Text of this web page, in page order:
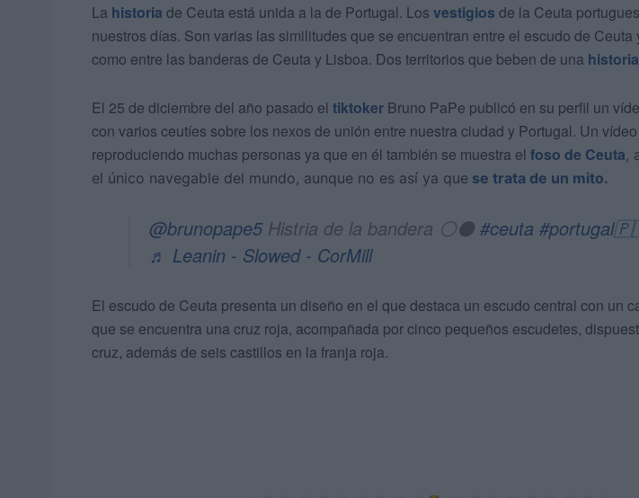
La historia de Ceuta está unida a la de Portugal. Los vestigios de la Ceuta
nuestros días. Son varias las similitudes que se encuentran entre el escudo de Ceuta
como entre las banderas de Ceuta y Lisboa. Dos territorios que beben de una
El 25 de diciembre del año pasado el tiktoker Bruno PaPe publicó en su perfil un
con varios ceutíes sobre los nexos de unión entre nuestra ciudad y Portugal. Un
reproduciendo muchas personas ya que en él también se muestra el foso de Ceuta,
el único navegable del mundo, aunque no es así ya que se trata de un mito.
@brunopape5Histria de la bandera ⚪️⚫️ #ceuta
♬ Leanin - Slowed - CorMill
El escudo de Ceuta presenta un diseño en el que destaca un escudo central con un
que se encuentra una cruz roja, acompañada por cinco pequeños escudetes,
cruz, además de seis castillos en la franja roja.